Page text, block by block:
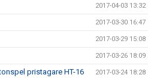
2017-04-03 13:32
2017-03-30 16:47
2017-03-29 15:08
2017-03-26 18:09
pristagare HT-16 2017-03-24 18:28